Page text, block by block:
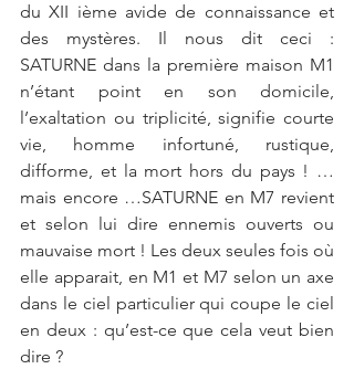
du XII ième avide de connaissance et
des mystères. Il nous dit ceci :
SATURNE dans la première maison M1
n’étant point en son domicile,
l’exaltation ou triplicité, signifie courte
vie, homme infortuné, rustique,
difforme, et la mort hors du pays ! …
mais encore …SATURNE en M7 revient
et selon lui dire ennemis ouverts ou
mauvaise mort ! Les deux seules fois où
elle apparait, en M1 et M7 selon un axe
dans le ciel particulier qui coupe le ciel
en deux : qu’est-ce que cela veut bien
dire ?